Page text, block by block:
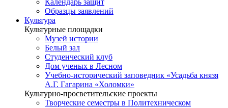
Образцы заявлений
Культура
Культурные площадки
Музей истории
Белый зал
Студенческий клуб
Дом ученых в Лесном
Учебно-исторический заповедник «Усадьба князя
А.Г. Гагарина «Холомки»
Культурно-просветительские проекты
Творческие семестры в Политехническом